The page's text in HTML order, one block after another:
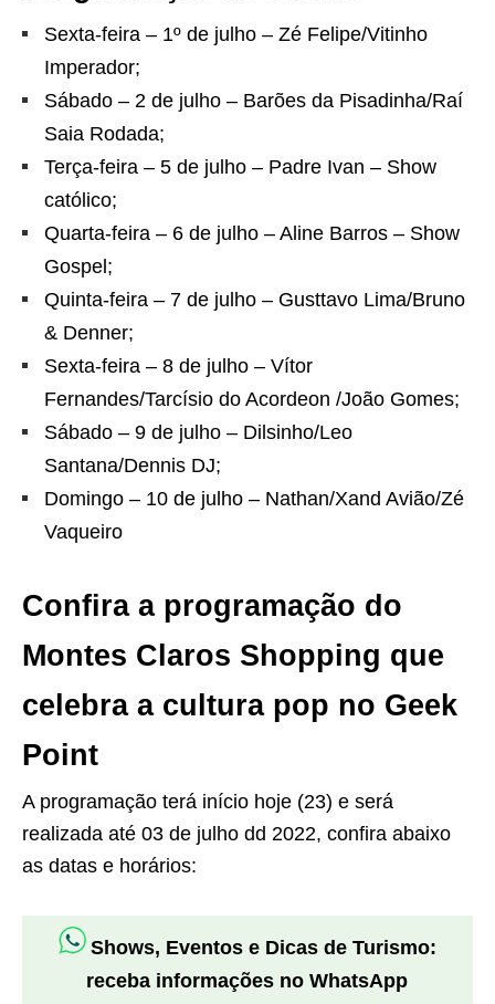
Sexta-feira – 1º de julho – Zé Felipe/Vitinho
Imperador;
Sábado – 2 de julho – Barões da Pisadinha/Raí
Saia Rodada;
Terça-feira – 5 de julho – Padre Ivan – Show
católico;
Quarta-feira – 6 de julho – Aline Barros – Show
Gospel;
Quinta-feira – 7 de julho – Gusttavo Lima/Bruno
& Denner;
Sexta-feira – 8 de julho – Vítor
Fernandes/Tarcísio do Acordeon /João Gomes;
Sábado – 9 de julho – Dilsinho/Leo
Santana/Dennis DJ;
Domingo – 10 de julho – Nathan/Xand Avião/Zé
Vaqueiro
Confira a programação do
Montes Claros Shopping que
celebra a cultura pop no Geek
Point
A programação terá início hoje (23) e será
realizada até 03 de julho dd 2022, confira abaixo
as datas e horários:
Shows, Eventos e Dicas de Turismo:
receba informações no WhatsApp